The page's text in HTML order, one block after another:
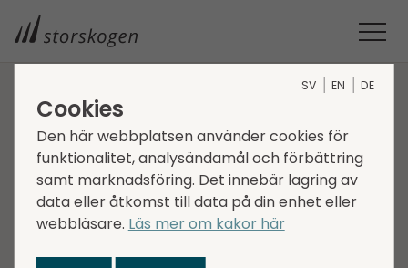
STORSKOGEN
STORSKOGEN FÖRVÄRVAR MARKBYGGARNA I SKELLEFTEÅ
Storskogen förvärvar
Markbyggarna i
Skellefteå
SV EN DE
Cookies
Den här webbplatsen använder cookies för
funktionalitet, analysändamål och förbättring
samt marknadsföring. Det innebär lagring av
data eller åtkomst till data på din enhet eller
webbläsare. Läs mer om kakor här